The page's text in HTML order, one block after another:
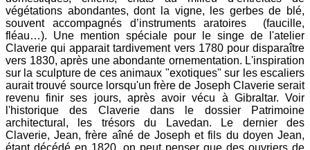
végétations abondantes, dont la vigne, les gerbes de blé,
souvent accompagnés d’instruments aratoires (faucille,
fléau…). Une mention spéciale pour le singe de l'atelier
Claverie qui apparait tardivement vers 1780 pour disparaître
vers 1830, après une abondante ornementation. L'inspiration
sur la sculpture de ces animaux "exotiques" sur les escaliers
aurait trouvé source lorsqu'un frère de Joseph Claverie serait
revenu finir ses jours, après avoir vécu à Gibraltar. Voir
l'historique des Claverie dans le dossier Patrimoine
architectural, les trésors du Lavedan. Le dernier des
Claverie, Jean, frère aîné de Joseph et fils du doyen Jean,
étant décédé en 1820, on peut penser que des ouvriers de